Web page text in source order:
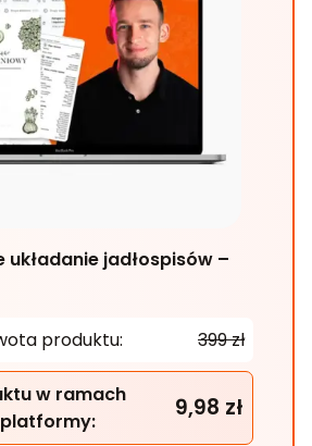
układanie jadłospisów –
produktu: 399 zł
w ramach
9,98 zł